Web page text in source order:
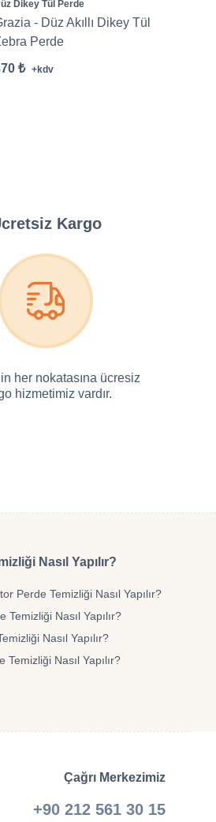
Dikey Tül Perde
- Düz Akıllı Dikey Tül
Perde
₺ +kdv
Kargo
her nokatasına ücresiz
hizmetimiz vardır.
Nasıl Yapılır?
Perde Temizliği Nasıl Yapılır?
Temizliği Nasıl Yapılır?
Nasıl Yapılır?
Temizliği Nasıl Yapılır?
Çağrı Merkezimiz
+90 212 561 30 15